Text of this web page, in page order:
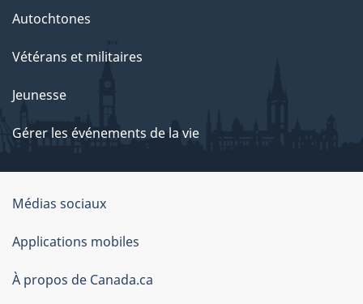
Autochtones
Vétérans et militaires
Jeunesse
Gérer les événements de la vie
Organisation
du
gouvernement
du
Médias sociaux
Applications mobiles
À propos de Canada.ca